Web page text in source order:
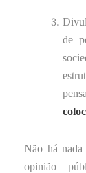
de
Não há
opinião